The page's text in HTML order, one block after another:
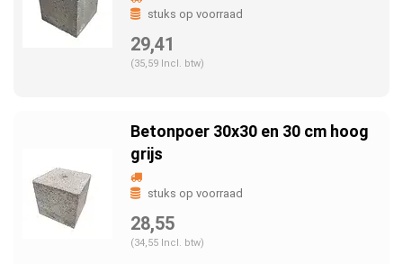
stuks op voorraad
29,41
(35,59 Incl. btw)
Betonpoer 30x30 en 30 cm hoog
grijs
stuks op voorraad
28,55
(34,55 Incl. btw)